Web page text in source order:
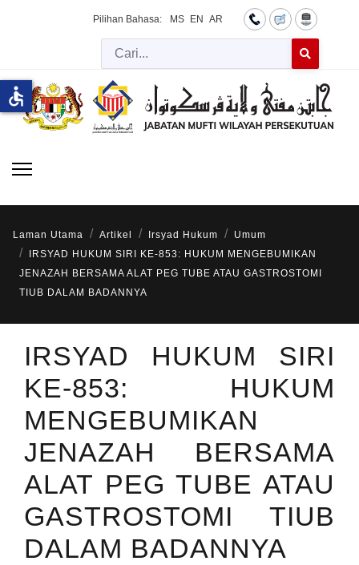
Pilihan Bahasa: MS EN AR
Cari
Laman Utama Artikel Irsyad Hukum
Umum
IRSYAD HUKUM SIRI KE-853: HUKUM MENGEBUMIKAN
JENAZAH BERSAMA ALAT PEG TUBE ATAU GASTROSTOMI
TIUB DALAM BADANNYA
IRSYAD HUKUM SIRI
KE-853: HUKUM
MENGEBUMIKAN
JENAZAH BERSAMA
ALAT PEG TUBE ATAU
GASTROSTOMI TIUB
DALAM BADANNYA
accessible